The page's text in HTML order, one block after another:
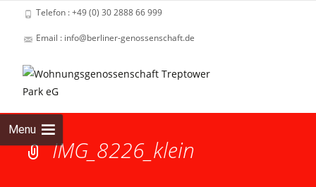
Telefon : +49 (0) 30 2888 66 999
Email : info@berliner-genossenschaft.de
Menu
IMG_8226_klein